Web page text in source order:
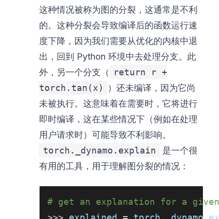
这种情况被称为图的分裂，这通常是不利
的。这种分裂会导致编译后的函数运行速
度下降，因为我们需要从优化的内核中退
出，回到 Python 环境中去处理分支。此
外，另一个分支（
return r +
torch.tan(x)
）还未编译，因为它尚
未被执行。这意味着在需要时，它将进行
即时编译，这在某些情况下（例如在处理
用户请求时）可能导致不利影响。
torch._dynamo.explain
是一个很
有用的工具，用于理解图分裂的情况：
# get an explanation for a